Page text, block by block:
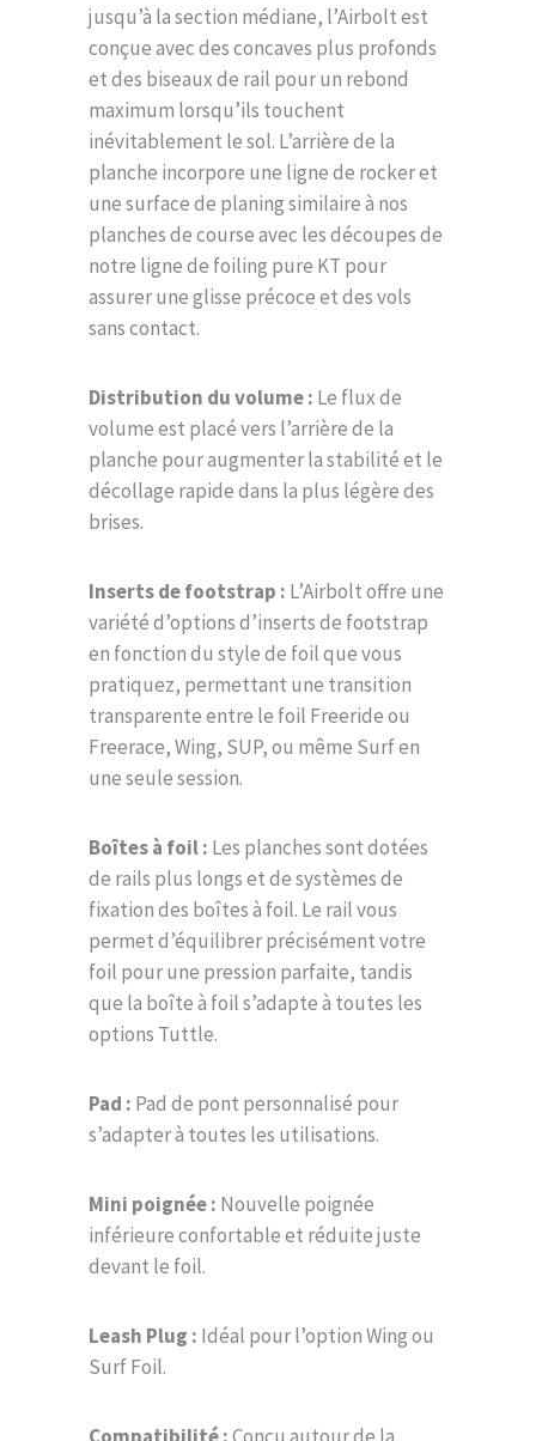
jusqu’à la section médiane, l’Airbolt est
conçue avec des concaves plus profonds
et des biseaux de rail pour un rebond
maximum lorsqu’ils touchent
inévitablement le sol. L’arrière de la
planche incorpore une ligne de rocker et
une surface de planing similaire à nos
planches de course avec les découpes de
notre ligne de foiling pure KT pour
assurer une glisse précoce et des vols
sans contact.
Distribution du volume : Le flux de
volume est placé vers l’arrière de la
planche pour augmenter la stabilité et le
décollage rapide dans la plus légère des
brises.
Inserts de footstrap : L’Airbolt offre une
variété d’options d’inserts de footstrap
en fonction du style de foil que vous
pratiquez, permettant une transition
transparente entre le foil Freeride ou
Freerace, Wing, SUP, ou même Surf en
une seule session.
Boîtes à foil : Les planches sont dotées
de rails plus longs et de systèmes de
fixation des boîtes à foil. Le rail vous
permet d’équilibrer précisément votre
foil pour une pression parfaite, tandis
que la boîte à foil s’adapte à toutes les
options Tuttle.
Pad : Pad de pont personnalisé pour
s’adapter à toutes les utilisations.
Mini poignée : Nouvelle poignée
inférieure confortable et réduite juste
devant le foil.
Leash Plug : Idéal pour l’option Wing ou
Surf Foil.